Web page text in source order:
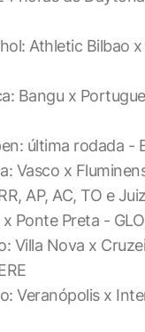
Athletic Bilbao
Bangu x
última rodada -
Vasco x
AP, AC, TO e
Ponte Preta -
Villa Nova x
Veranópolis x